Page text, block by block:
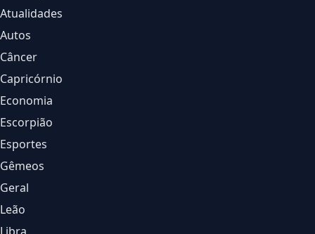
Atualidades
Autos
Câncer
Capricórnio
Economia
Escorpião
Esportes
Gêmeos
Geral
Leão